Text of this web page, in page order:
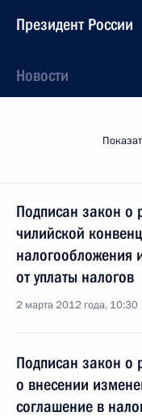
Президент России
Новости
Подписан закон о
чилийской
налогообложения
от уплаты налогов
2 марта 2012 года, 10:30
Подписан закон о
о внесении
соглашение в